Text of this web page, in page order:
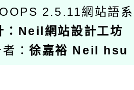
2.5.11網站語
： Neil網站設計工坊
：徐嘉裕 Neil hsu